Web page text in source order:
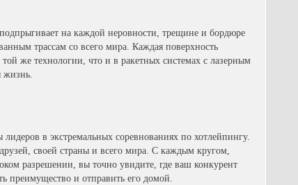
на каждой неровности, трещине и бордюре
трассам со всего мира. Каждая поверхность
же технологии, что и в ракетных системах с лазерным
жизнь.
в экстремальных соревнованиях по хотлейпингу.
своей страны и всего мира. С каждым кругом,
разрешении, вы точно увидите, где ваш конкурент
преимущество и отправить его домой.